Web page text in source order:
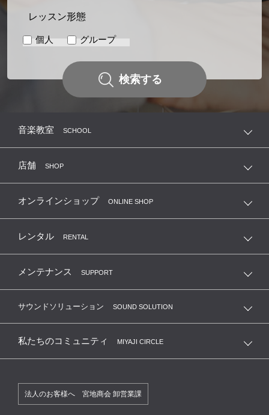
レッスン形態
個人 グループ
検索する
音楽教室 SCHOOL
店舗 SHOP
オンラインショップ ONLINE SHOP
レンタル RENTAL
メンテナンス SUPPORT
サウンドソリューション SOUND SOLUTION
私たちのコミュニティ MIYAJI CIRCLE
法人のお客様へ 宮地商会 卸営業課